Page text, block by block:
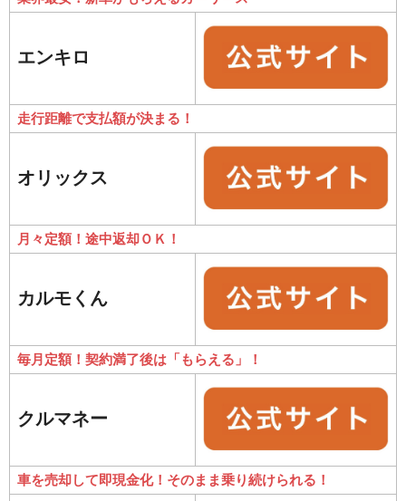
エンキロ
走行距離で支払額が決まる！
オリックス
月々定額！途中返却ＯＫ！
カルモくん
毎月定額！契約満了後は「もらえる」！
クルマネー
車を売却して即現金化！そのまま乗り続けられる！